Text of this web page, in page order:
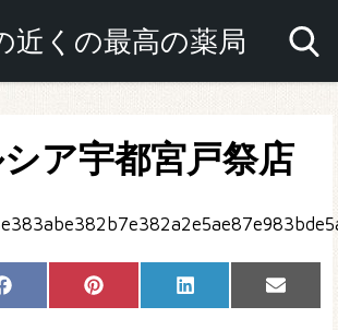
ア宇都宮戸祭店
Share
on
Facebook Share
on
Pinterest Share
on
LinkedIn
Share
on
Email